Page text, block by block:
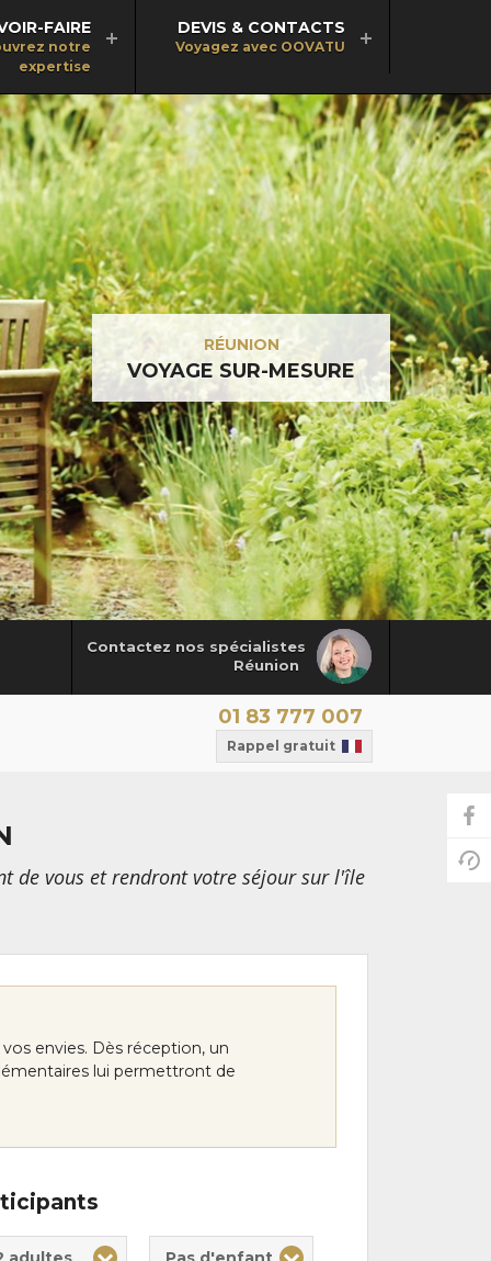
FAIRE
notre
expertise
DEVIS & CONTACTS
Voyagez avec OOVATU
RÉUNION
VOYAGE SUR-MESURE
Contactez nos spécialistes
Réunion
01 83 777 007
Rappel gratuit
de vous et rendront votre séjour sur l'île
envies. Dès réception, un
lui permettront de